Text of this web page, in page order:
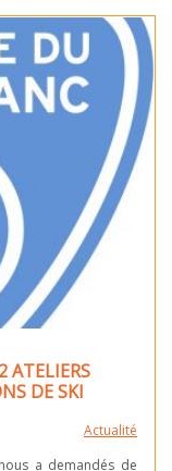
ATELIERS
DE SKI
Actualité
a demandés de